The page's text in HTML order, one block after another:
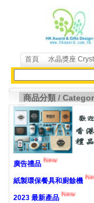
首頁 水晶獎座
商品分類 /
廣告禮品 New
紙製環保餐具和廚餘機
2023 最新產品
New